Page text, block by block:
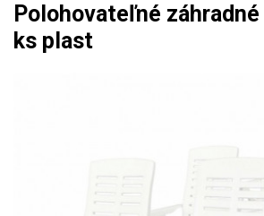
Polohovateľné
ks plast